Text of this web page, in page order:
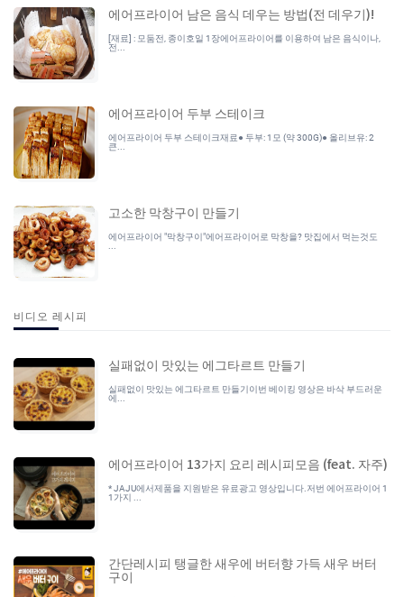
에어프라이어 남은 음식 데우는 방법(전 데우기)!
[재료] : 모둠전, 종이호일 1장에어프라이어를 이용하여 남은 음식이나,
전...
에어프라이어 두부 스테이크
에어프라이어 두부 스테이크재료● 두부: 1모 (약 300G)● 올리브유: 2
큰...
고소한 막창구이 만들기
에어프라이어 "막창구이"에어프라이어로 막창을? 맛집에서 먹는것도
비디오 레시피
실패없이 맛있는 에그타르트 만들기
실패없이 맛있는 에그타르트 만들기이번 베이킹 영상은 바삭 부드러운
에...
에어프라이어 13가지 요리 레시피모음 (feat. 자주)
* JAJU에서제품을 지원받은 유료광고 영상입니다.저번 에어프라이어 1
1가지 ...
간단레시피 탱글한 새우에 버터향 가득 새우 버터
구이